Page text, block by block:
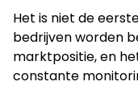
Het is niet de
bedrijven worden
marktpositie, en
constante